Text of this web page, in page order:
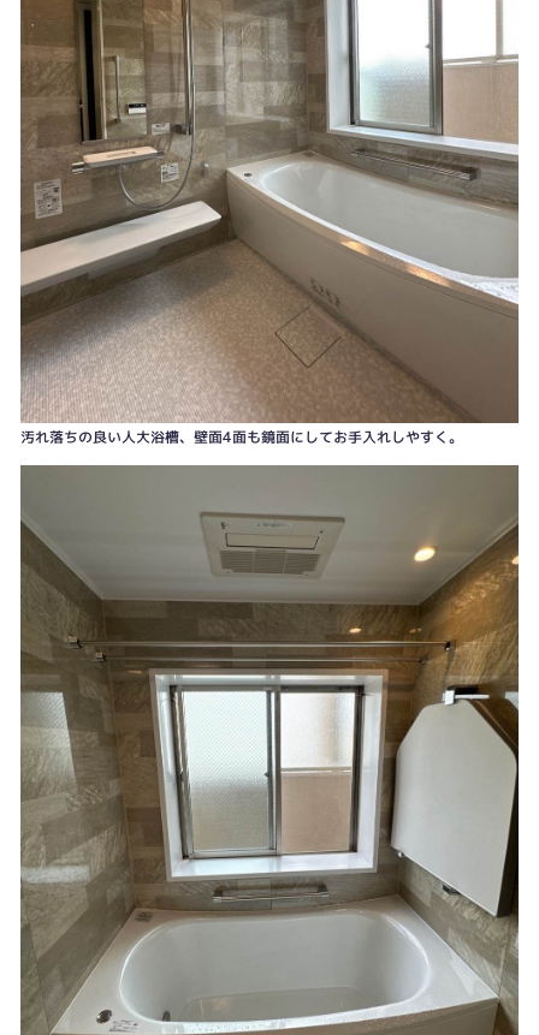
ドアがタオル掛けに当たっていました。
汚れ落ちの良い人大浴槽、壁面4面も鏡面にしてお手入れしやすく。
ドアストッパー付きで壁に当たらなくなりました。ガラリもなくなりすっき
り。